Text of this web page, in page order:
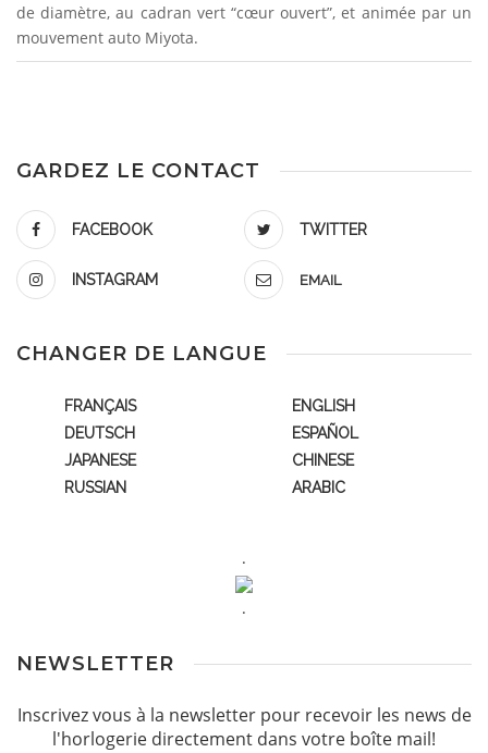
de diamètre, au cadran vert “cœur ouvert”, et animée par un
mouvement auto Miyota.
GARDEZ LE CONTACT
FACEBOOK TWITTER
INSTAGRAM EMAIL
CHANGER DE LANGUE
FRANÇAIS
ENGLISH
DEUTSCH
ESPAÑOL
JAPANESE
CHINESE
RUSSIAN
ARABIC
.
.
NEWSLETTER
Inscrivez vous à la newsletter pour recevoir les news de
l'horlogerie directement dans votre boîte mail!